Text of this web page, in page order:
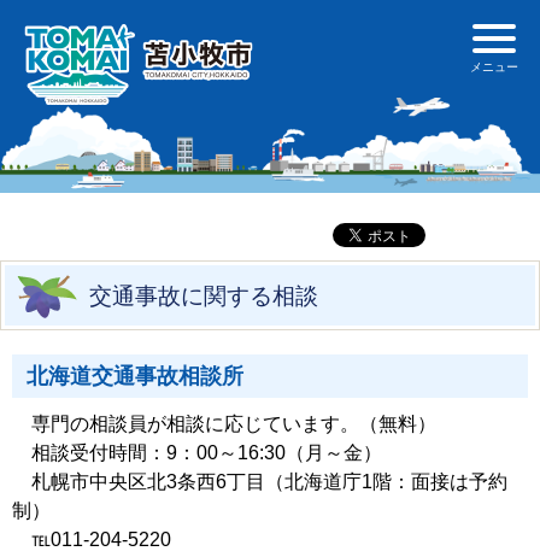
交通事故に関する相談
北海道交通事故相談所
専門の相談員が相談に応じています。（無料）
相談受付時間：9：00～16:30（月～金）
札幌市中央区北3条西6丁目（北海道庁1階：面接は予約
制）
℡011-204-5220